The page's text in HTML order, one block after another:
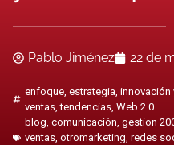
Pablo Jiménez 22 de
enfoque,estrategia,innovación
ventas,tendencias,Web 2.0
blog,comunicación,gestion
ventas,otromarketing,redes